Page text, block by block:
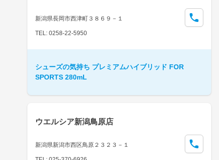
新潟県長岡市西津町３８６９－１
TEL: 0258-22-5950
シューズの気持ち プレミアムハイブリッド FOR
SPORTS 280mL
ウエルシア新潟鳥原店
新潟県新潟市西区鳥原２３２３－１